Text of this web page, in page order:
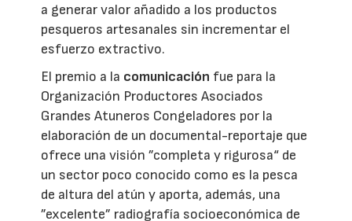
a generar valor añadido a los productos
pesqueros artesanales sin incrementar el
esfuerzo extractivo.
El premio a la comunicación fue para la
Organización Productores Asociados
Grandes Atuneros Congeladores por la
elaboración de un documental-reportaje que
ofrece una visión ”completa y rigurosa“ de
un sector poco conocido como es la pesca
de altura del atún y aporta, además, una
”excelente” radiografía socioeconómica de